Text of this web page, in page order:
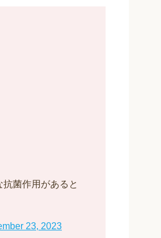
菌作用があると
23, 2023